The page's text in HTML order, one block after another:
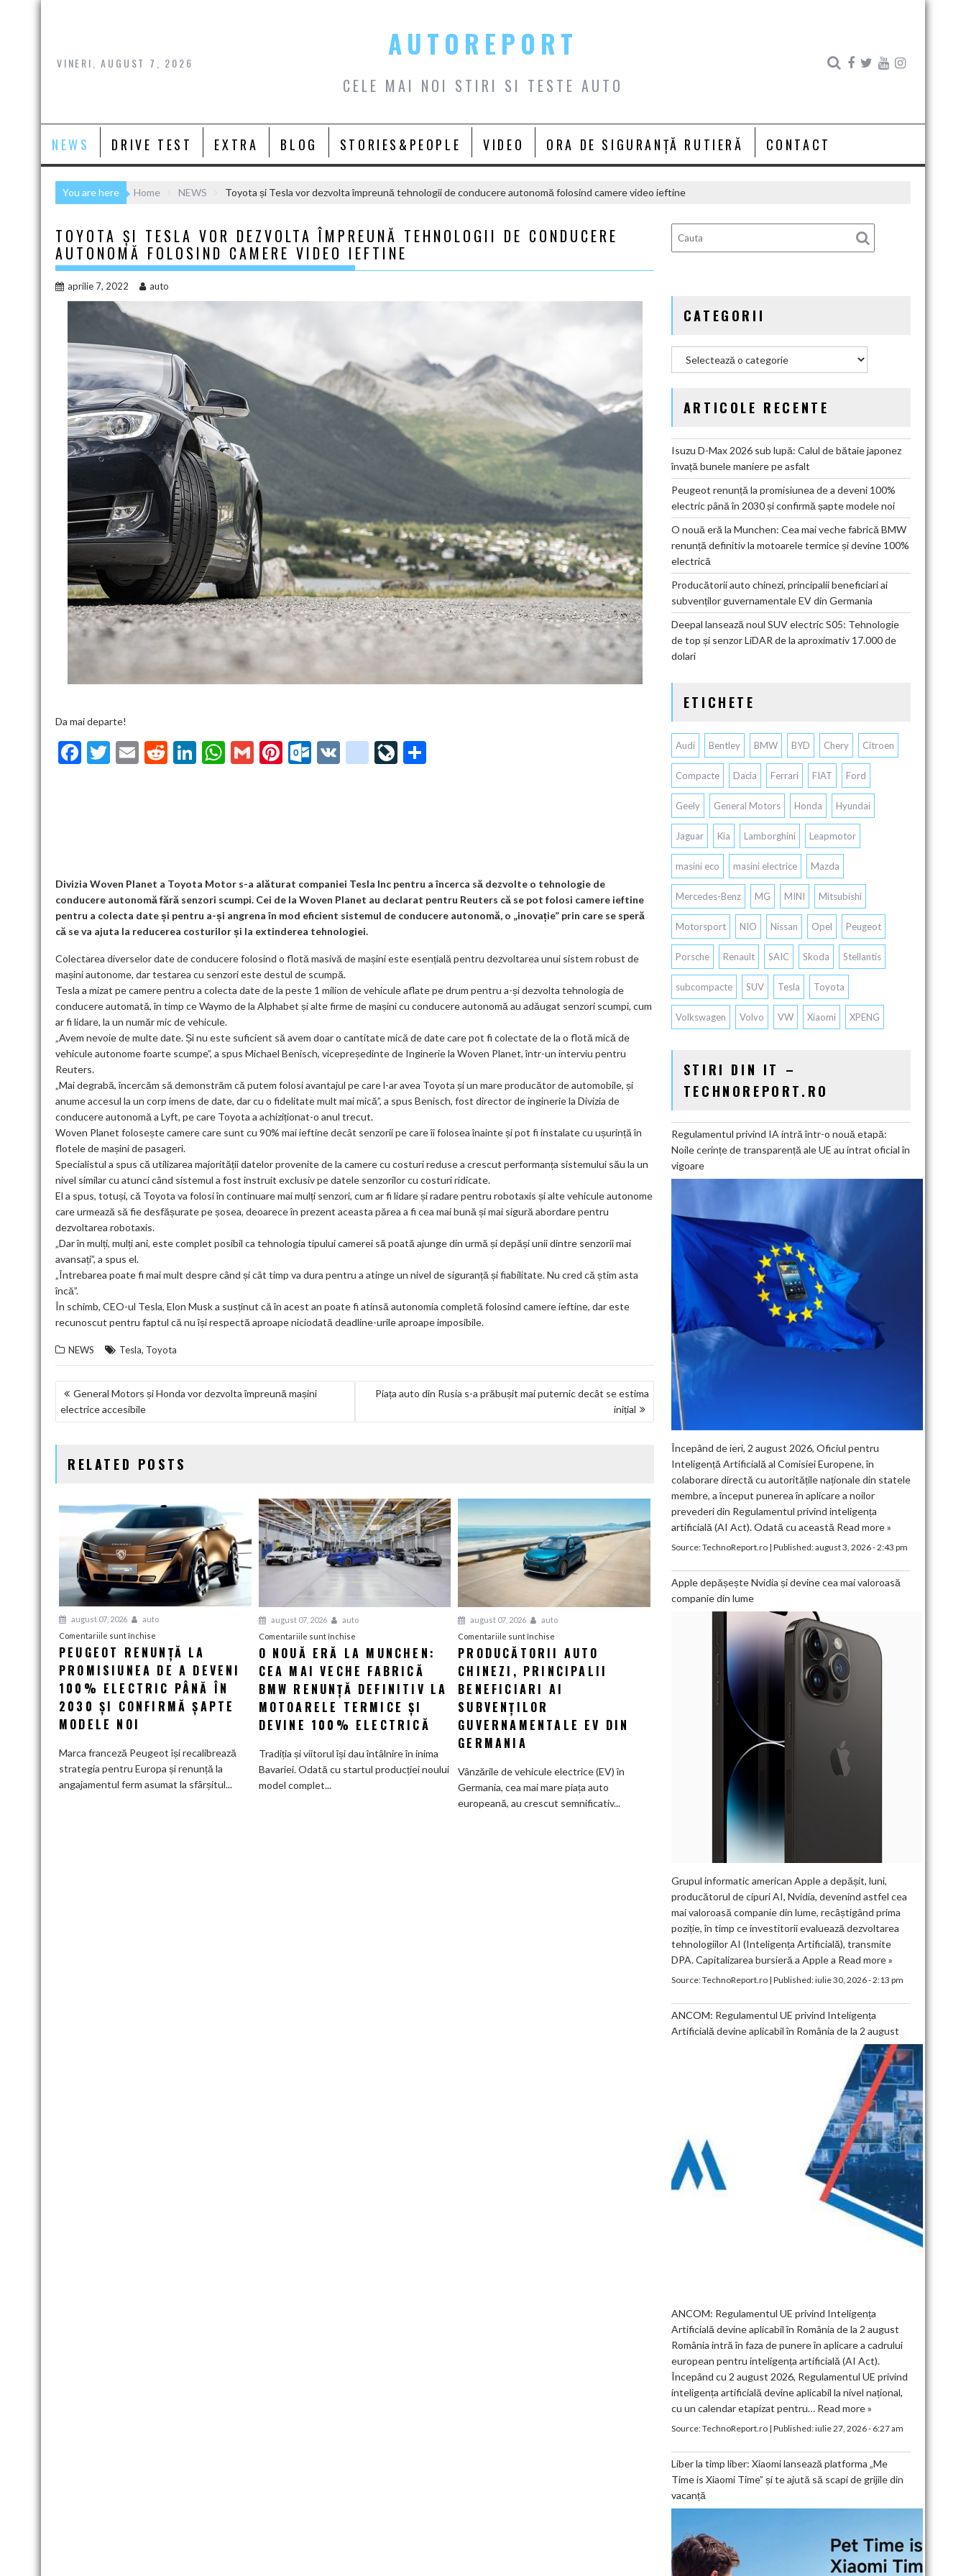
Skip
VINERI, AUGUST 7, 2026
AUTOREPORT
CELE MAI NOI STIRI SI TESTE AUTO
NEWS DRIVE TEST EXTRA BLOG STORIES&PEOPLE VIDEO ORA DE SIGURANȚĂ RUTIERĂ CONTACT
You are here Home NEWS Toyota și Tesla vor dezvolta împreună tehnologii de conducere autonomă folosind camere video ieftine
TOYOTA ȘI TESLA VOR DEZVOLTA ÎMPREUNĂ TEHNOLOGII DE CONDUCERE
AUTONOMĂ FOLOSIND CAMERE VIDEO IEFTINE
aprilie 7, 2022 auto
Da mai departe!
F
k
T
E
R
Li W
p
G
Pi O
m
V
g
o
o
m
ar
ks
Li
Divizia Woven Planet a Toyota Motor s-a alăturat companiei Tesla Inc pentru a încerca să dezvolte o tehnologie de
conducere autonomă fără senzori scumpi. Cei de la Woven Planet au declarat pentru Reuters că se pot folosi camere ieftine
pentru a colecta date și pentru a-și angrena în mod eficient sistemul de conducere autonomă, o „inovație” prin care se speră
că se va ajuta la reducerea costurilor și la extinderea tehnologiei.
Colectarea diverselor date de conducere folosind o flotă masivă de mașini este esențială pentru dezvoltarea unui sistem robust de
mașini autonome, dar testarea cu senzori este destul de scumpă.
Tesla a mizat pe camere pentru a colecta date de la peste 1 milion de vehicule aflate pe drum pentru a-și dezvolta tehnologia de
conducere automată, în timp ce Waymo de la Alphabet și alte firme de mașini cu conducere autonomă au adăugat senzori scumpi, cum
ar fi lidare, la un număr mic de vehicule.
„Avem nevoie de multe date. Și nu este suficient să avem doar o cantitate mică de date care pot fi colectate de la o flotă mică de
vehicule autonome foarte scumpe”, a spus Michael Benisch, vicepreședinte de Inginerie la Woven Planet, într-un interviu pentru
Reuters.
„Mai degrabă, încercăm să demonstrăm că putem folosi avantajul pe care l-ar avea Toyota și un mare producător de automobile, și
anume accesul la un corp imens de date, dar cu o fidelitate mult mai mică”, a spus Benisch, fost director de inginerie la Divizia de
conducere autonomă a Lyft, pe care Toyota a achiziționat-o anul trecut.
Woven Planet folosește camere care sunt cu 90% mai ieftine decât senzorii pe care îi folosea înainte și pot fi instalate cu ușurință în
flotele de mașini de pasageri.
Specialistul a spus că utilizarea majorității datelor provenite de la camere cu costuri reduse a crescut performanța sistemului său la un
nivel similar cu atunci când sistemul a fost instruit exclusiv pe datele senzorilor cu costuri ridicate.
El a spus, totuși, că Toyota va folosi în continuare mai mulți senzori, cum ar fi lidare și radare pentru robotaxis și alte vehicule autonome
care urmează să fie desfășurate pe șosea, deoarece în prezent aceasta părea a fi cea mai bună și mai sigură abordare pentru
dezvoltarea robotaxis.
„Dar în mulți, mulți ani, este complet posibil ca tehnologia tipului camerei să poată ajunge din urmă și depăși unii dintre senzorii mai
avansați”, a spus el.
„Întrebarea poate fi mai mult despre când și cât timp va dura pentru a atinge un nivel de siguranță și fiabilitate. Nu cred că știm asta
încă”.
În schimb, CEO-ul Tesla, Elon Musk a susținut că în acest an poate fi atinsă autonomia completă folosind camere ieftine, dar este
recunoscut pentru faptul că nu își respectă aproape niciodată deadline-urile aproape imposibile.
NEWS Tesla, Toyota
NAVIGARE
ÎN
General Motors și Honda vor dezvolta împreună mașini
electrice accesibile
Piața auto din Rusia s-a prăbușit mai puternic decât se estima
inițial
RELATED POSTS
august 07, 2026
auto
Comentariile sunt închise
Peugeot
renunță
la
promisiunea
de
electric
PEUGEOT RENUNȚĂ LA
PROMISIUNEA DE A DEVENI
100% ELECTRIC PÂNĂ ÎN
2030 ȘI CONFIRMĂ ȘAPTE
MODELE NOI
Marca franceză Peugeot își recalibrează
strategia pentru Europa și renunță la
angajamentul ferm asumat la sfârșitul...
august 07, 2026
auto
Comentariile sunt închisepentru
O
nouă
eră
Munchen:
Cea
fabrică
O NOUĂ ERĂ LA MUNCHEN:
CEA MAI VECHE FABRICĂ
BMW RENUNȚĂ DEFINITIV LA
MOTOARELE TERMICE ȘI
DEVINE 100% ELECTRICĂ
Tradiția și viitorul își dau întâlnire în inima
Bavariei. Odată cu startul producției noului
model complet...
august 07, 2026
auto
Comentariile sunt închise
Producătorii
auto
chinezi,
ai
EV
din
Germania
PRODUCĂTORII AUTO
CHINEZI, PRINCIPALII
BENEFICIARI AI
SUBVENȚILOR
GUVERNAMENTALE EV DIN
GERMANIA
Vânzările de vehicule electrice (EV) în
Germania, cea mai mare piața auto
europeană, au crescut semnificativ...
CATEGORII
ARTICOLE RECENTE
Isuzu D-Max 2026 sub lupă: Calul de bătaie japonez
învață bunele maniere pe asfalt
Peugeot renunță la promisiunea de a deveni 100%
electric până în 2030 și confirmă șapte modele noi
O nouă eră la Munchen: Cea mai veche fabrică BMW
renunță definitiv la motoarele termice și devine 100%
electrică
Producătorii auto chinezi, principalii beneficiari ai
subvenților guvernamentale EV din Germania
Deepal lansează noul SUV electric S05: Tehnologie
de top și senzor LiDAR de la aproximativ 17.000 de
dolari
ETICHETE
Audi Bentley BMW BYD Chery Citroen
Compacte Dacia Ferrari FIAT Ford
Geely General Motors Honda Hyundai
Jaguar Kia Lamborghini Leapmotor
masini eco masini electrice Mazda
Mercedes-Benz MG MINI Mitsubishi
Motorsport NIO Nissan Opel Peugeot
Porsche Renault SAIC Skoda Stellantis
subcompacte SUV Tesla Toyota
Volkswagen Volvo VW Xiaomi XPENG
STIRI DIN IT –
TECHNOREPORT.RO
Regulamentul privind IA intră într-o nouă etapă:
Noile cerințe de transparență ale UE au intrat oficial în
vigoare
Începând de ieri, 2 august 2026, Oficiul pentru
Inteligență Artificială al Comisiei Europene, în
colaborare directă cu autoritățile naționale din statele
membre, a început punerea în aplicare a noilor
prevederi din Regulamentul privind inteligența
artificială (AI Act). Odată cu această Read more »
Source:TechnoReport.ro| Published:august 3, 2026 - 2:43 pm
Apple depășește Nvidia și devine cea mai valoroasă
companie din lume
Grupul informatic american Apple a depășit, luni,
producătorul de cipuri AI, Nvidia, devenind astfel cea
mai valoroasă companie din lume, recâștigând prima
poziție, în timp ce investitorii evaluează dezvoltarea
tehnologiilor AI (Inteligența Artificială), transmite
DPA. Capitalizarea bursieră a Apple a Read more »
Source:TechnoReport.ro| Published:iulie 30, 2026 - 2:13 pm
ANCOM: Regulamentul UE privind Inteligența
Artificială devine aplicabil în România de la 2 august
ANCOM: Regulamentul UE privind Inteligența
Artificială devine aplicabil în România de la 2 august
România intră în faza de punere în aplicare a cadrului
european pentru inteligența artificială (AI Act).
Începând cu 2 august 2026, Regulamentul UE privind
inteligența artificială devine aplicabil la nivel național,
cu un calendar etapizat pentru… Read more »
Source:TechnoReport.ro| Published:iulie 27, 2026 - 6:27 am
Liber la timp liber: Xiaomi lansează platforma „Me
Time is Xiaomi Time” și te ajută să scapi de grijile din
vacanță